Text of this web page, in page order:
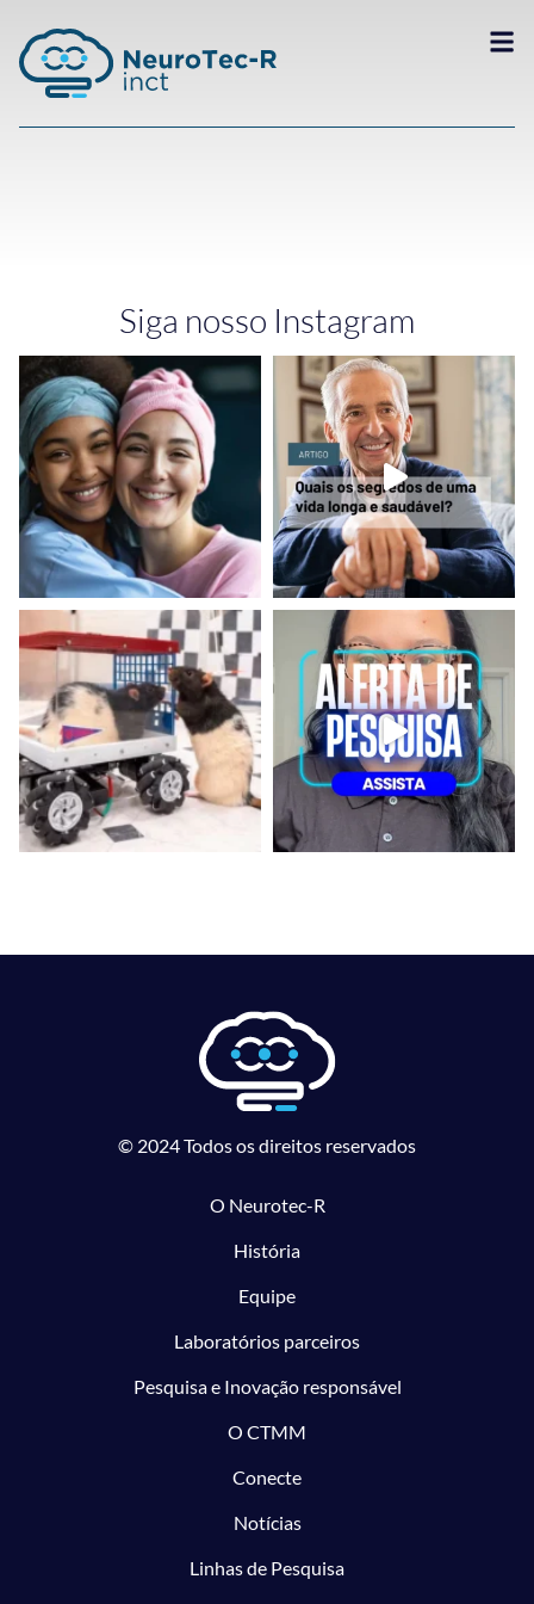
Siga nosso Instagram
© 2024 Todos os direitos reservados
O Neurotec-R
História
Equipe
Laboratórios parceiros
Pesquisa e Inovação responsável
O CTMM
Conecte
Notícias
Linhas de Pesquisa